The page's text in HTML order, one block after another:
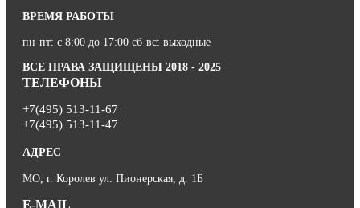
ВРЕМЯ РАБОТЫ
пн-пт: с 8:00 до 17:00 сб-вс: выходные
ВСЕ ПРАВА ЗАЩИЩЕНЫ 2018 - 2025
ТЕЛЕФОНЫ
+7(495) 513-11-67
+7(495) 513-11-47
АДРЕС
МО, г. Королев ул. Пионерская, д. 1Б
E-MAIL